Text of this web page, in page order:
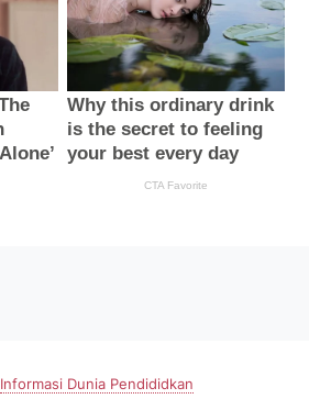
Informasi Dunia Pendididkan